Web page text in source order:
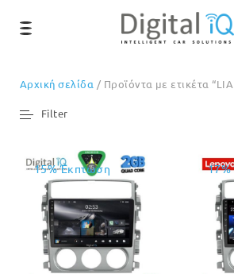
Αρχική σελίδα / Προϊόντα με ετικέτα
Filter
15% Έκπτωση